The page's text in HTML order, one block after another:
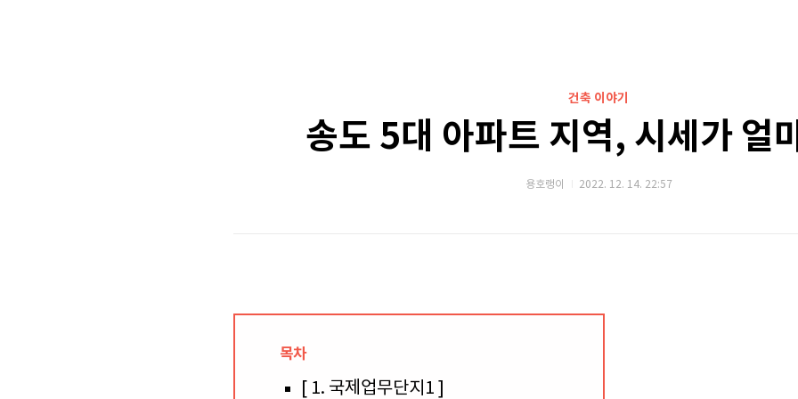
건축 이야기
송도 5대 아파트 지역, 시세가 얼
용호랭이 2022. 12. 14. 22:57
목차
[ 1. 국제업무단지1 ]